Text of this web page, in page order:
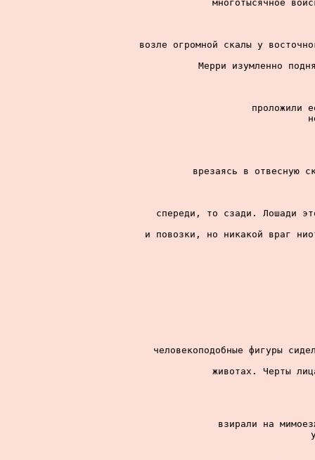
многотысячное
возле огромной скалы у
Мерри изумленно
проложили
врезаясь в отвесную
спереди, то сзади. Лошади
и повозки, но никакой враг
человекоподобные фигуры
животах. Черты
взирали на